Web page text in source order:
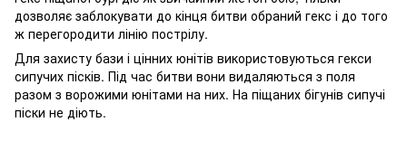
дозволяє заблокувати до кінця битви обраний гекс і до того
ж перегородити лінію пострілу.
Для захисту бази і цінних юнітів використовуються гекси
сипучих пісків. Під час битви вони видаляються з поля
разом з ворожими юнітами на них. На піщаних бігунів сипучі
піски не діють.